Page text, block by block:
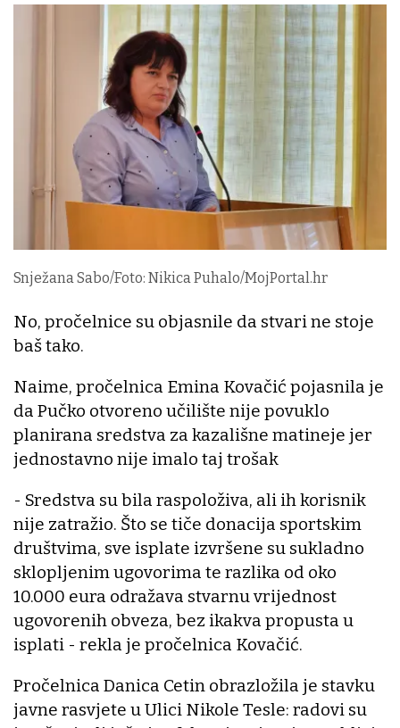
Snježana Sabo/Foto: Nikica Puhalo/MojPortal.hr
No, pročelnice su objasnile da stvari ne stoje
baš tako.
Naime, pročelnica Emina Kovačić pojasnila je
da Pučko otvoreno učilište nije povuklo
planirana sredstva za kazališne matineje jer
jednostavno nije imalo taj trošak
- Sredstva su bila raspoloživa, ali ih korisnik
nije zatražio. Što se tiče donacija sportskim
društvima, sve isplate izvršene su sukladno
sklopljenim ugovorima te razlika od oko
10.000 eura odražava stvarnu vrijednost
ugovorenih obveza, bez ikakva propusta u
isplati - rekla je pročelnica Kovačić.
Pročelnica Danica Cetin obrazložila je stavku
javne rasvjete u Ulici Nikole Tesle: radovi su